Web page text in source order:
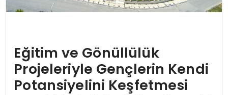
Eğitim ve Gönüllülük
Projeleriyle Gençlerin Kendi
Potansiyelini Keşfetmesi